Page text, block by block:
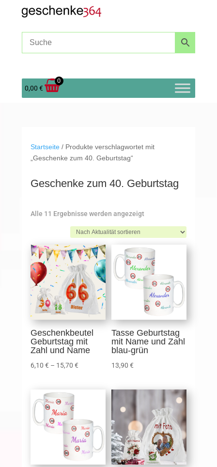
0,00 €
0
Startseite/ Produkte verschlagwortet mit
„Geschenke zum 40. Geburtstag“
Geschenke zum 40. Geburtstag
Alle 11 Ergebnisse werden angezeigtNach
Geschenkbeutel
Geburtstag mit
Zahl und Name
6,10 € – 15,70 €
Tasse Geburtstag
mit Name und Zahl
blau-grün
13,90€